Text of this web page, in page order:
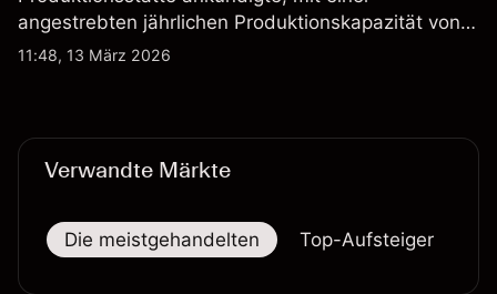
angestrebten jährlichen Produktionskapazität von
etwa 2,4 Mrd. AUD bis Ende 2026. Die
11:48, 13 März 2026
Verwandte Märkte
Die meistgehandelten Top-Aufsteiger